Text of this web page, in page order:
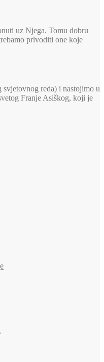
uz Njega. Tomu dobru
privoditi one koje
reda) i nastojimo u
Franje Asiškog, koji je